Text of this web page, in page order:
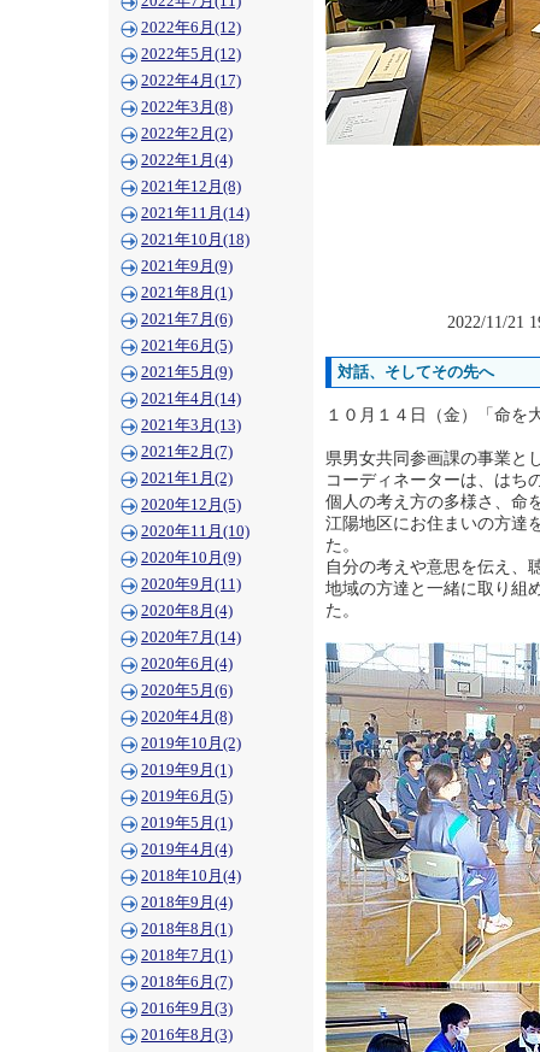
2022年6月(12)
2022年5月(12)
2022年4月(17)
2022年3月(8)
2022年2月(2)
2022年1月(4)
2021年12月(8)
2021年11月(14)
2021年10月(18)
2021年9月(9)
2021年8月(1)
2021年7月(6)
2021年6月(5)
2021年5月(9)
2021年4月(14)
2021年3月(13)
2021年2月(7)
2021年1月(2)
2020年12月(5)
2020年11月(10)
2020年10月(9)
2020年9月(11)
2020年8月(4)
2020年7月(14)
2020年6月(4)
2020年5月(6)
2020年4月(8)
2019年10月(2)
2019年9月(1)
2019年6月(5)
2019年5月(1)
2019年4月(4)
2018年10月(4)
2018年9月(4)
2018年8月(1)
2018年7月(1)
2018年6月(7)
2016年9月(3)
2016年8月(3)
2022/11/21
対話、そしてその先へ
１０月１４日（金）「命を
県男女共同参画課の事業と
コーディネーターは、はち
個人の考え方の多様さ、命
江陽地区にお住まいの方達
た。
自分の考えや意思を伝え、
地域の方達と一緒に取り組
た。